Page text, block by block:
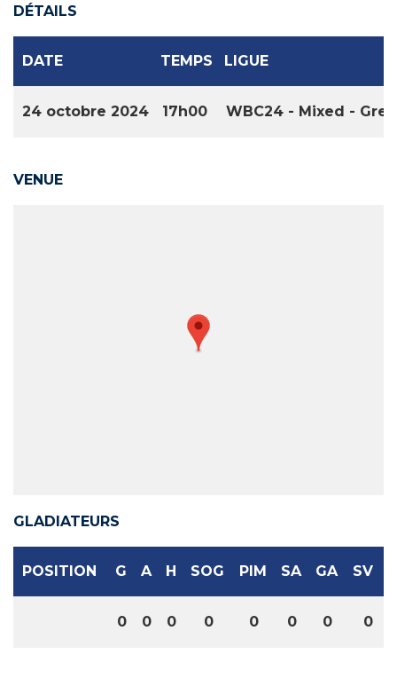
DÉTAILS
DATE TEMPS LIGUE
24 octobre 2024 17h00 WBC24 - Mixed -
VENUE
GLADIATEURS
POSITION G A H SOG PIM SA GA SV
0 0 0 0 0 0 0 0